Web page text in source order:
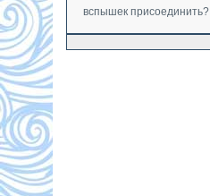
вспышек присоединить?